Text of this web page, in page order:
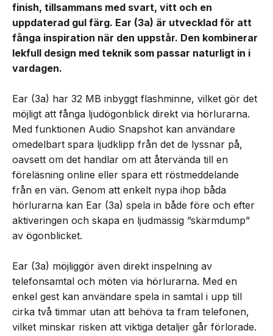
finish, tillsammans med svart, vitt och en
uppdaterad gul färg. Ear (3a) är utvecklad för att
fånga inspiration när den uppstår. Den kombinerar
lekfull design med teknik som passar naturligt in i
vardagen.
Ear (3a) har 32 MB inbyggt flashminne, vilket gör det
möjligt att fånga ljudögonblick direkt via hörlurarna.
Med funktionen Audio Snapshot kan användare
omedelbart spara ljudklipp från det de lyssnar på,
oavsett om det handlar om att återvända till en
föreläsning online eller spara ett röstmeddelande
från en vän. Genom att enkelt nypa ihop båda
hörlurarna kan Ear (3a) spela in både före och efter
aktiveringen och skapa en ljudmässig ”skärmdump”
av ögonblicket.
Ear (3a) möjliggör även direkt inspelning av
telefonsamtal och möten via hörlurarna. Med en
enkel gest kan användare spela in samtal i upp till
cirka två timmar utan att behöva ta fram telefonen,
vilket minskar risken att viktiga detaljer går förlorade.